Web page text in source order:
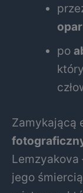
po
Zamykającą
Lemzyakova
jego